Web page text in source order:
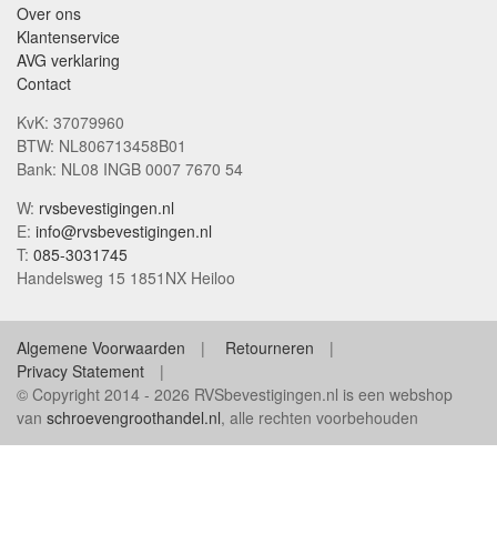
Over ons
Klantenservice
AVG verklaring
Contact
KvK: 37079960
BTW: NL806713458B01
Bank: NL08 INGB 0007 7670 54
W: rvsbevestigingen.nl
E: info@rvsbevestigingen.nl
T: 085-3031745
Handelsweg 15 1851NX Heiloo
Algemene Voorwaarden
Retourneren
Privacy Statement
© Copyright 2014 - 2026 RVSbevestigingen.nl is een webshop
van schroevengroothandel.nl, alle rechten voorbehouden